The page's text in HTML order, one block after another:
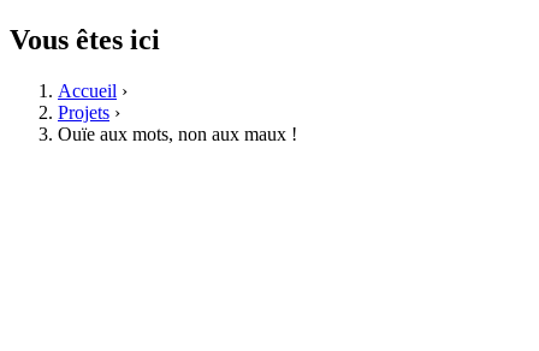
Vous êtes ici
Accueil ›
Projets ›
Ouïe aux mots, non aux maux !